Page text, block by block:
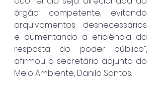
órgão competente, evitando
arquivamentos desnecessários
e aumentando a eficiência da
resposta do poder público”,
afirmou o secretário adjunto do
Meio Ambiente, Danilo Santos.